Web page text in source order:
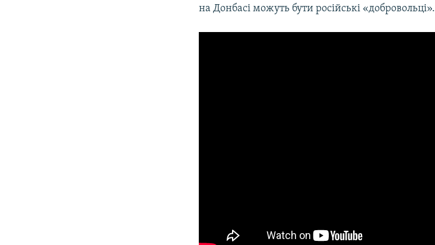
на Донбасі можуть бути російські «добровольці».